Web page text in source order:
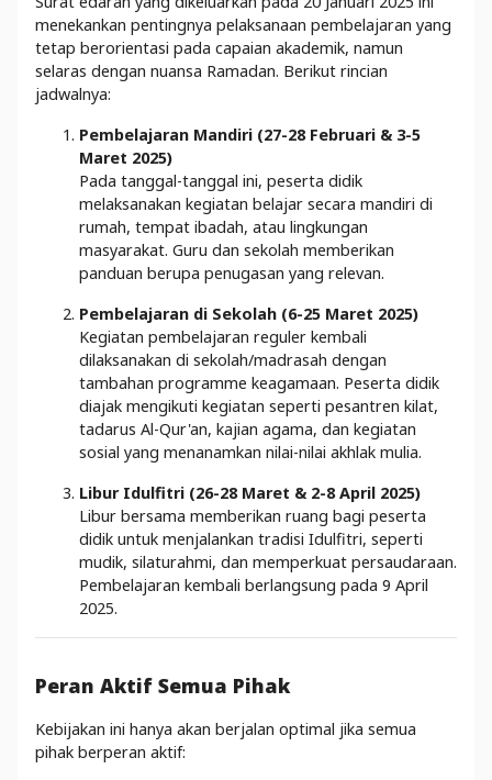
menekankan pentingnya pelaksanaan pembelajaran yang
tetap berorientasi pada capaian akademik, namun
selaras dengan nuansa Ramadan. Berikut rincian
jadwalnya:
Pembelajaran Mandiri (27-28 Februari & 3-5
Maret 2025)
Pada tanggal-tanggal ini, peserta didik
melaksanakan kegiatan belajar secara mandiri di
rumah, tempat ibadah, atau lingkungan
masyarakat. Guru dan sekolah memberikan
panduan berupa penugasan yang relevan.
Pembelajaran di Sekolah (6-25 Maret 2025)
Kegiatan pembelajaran reguler kembali
dilaksanakan di sekolah/madrasah dengan
tambahan programme keagamaan. Peserta didik
diajak mengikuti kegiatan seperti pesantren kilat,
tadarus Al-Qur'an, kajian agama, dan kegiatan
sosial yang menanamkan nilai-nilai akhlak mulia.
Libur Idulfitri (26-28 Maret & 2-8 April 2025)
Libur bersama memberikan ruang bagi peserta
didik untuk menjalankan tradisi Idulfitri, seperti
mudik, silaturahmi, dan memperkuat persaudaraan.
Pembelajaran kembali berlangsung pada 9 April
2025.
Peran Aktif Semua Pihak
Kebijakan ini hanya akan berjalan optimal jika semua
pihak berperan aktif: